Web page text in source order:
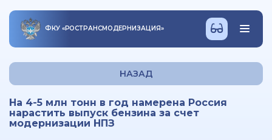
ФКУ «РОСТРАНСМОДЕРНИЗАЦИЯ»
НАЗАД
На 4-5 млн тонн в год намерена Россия
нарастить выпуск бензина за счет
модернизации НПЗ